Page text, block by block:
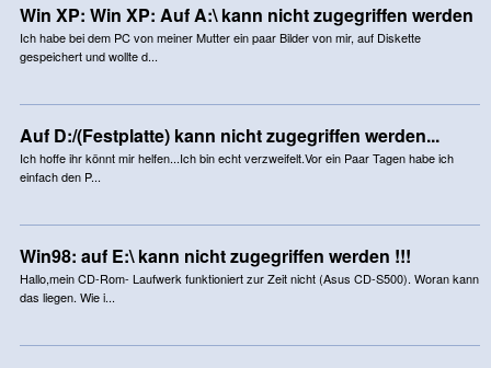
Win XP: Win XP: Auf A:\ kann nicht zugegriffen werden
Ich habe bei dem PC von meiner Mutter ein paar Bilder von mir, auf Diskette
gespeichert und wollte d...
Auf D:/(Festplatte) kann nicht zugegriffen werden...
Ich hoffe ihr könnt mir helfen...Ich bin echt verzweifelt.Vor ein Paar Tagen habe ich
einfach den P...
Win98: auf E:\ kann nicht zugegriffen werden !!!
Hallo,mein CD-Rom- Laufwerk funktioniert zur Zeit nicht (Asus CD-S500). Woran kann
das liegen. Wie i...